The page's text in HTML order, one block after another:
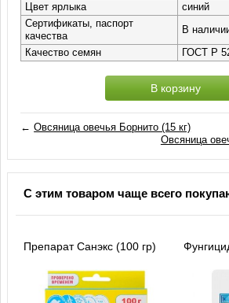
Цвет ярлыка
синий
Сертификаты, паспорт
качества
В
Качество семян
ГОСТ Р
В корзину
←Овсяница овечья Борнито (15 кг)
Овсяница
С этим товаром чаще всего
Препарат Санэкс (100 гр)